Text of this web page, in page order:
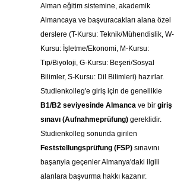
Alman eğitim sistemine, akademik
Almancaya ve başvuracakları alana özel
derslere (T-Kursu: Teknik/Mühendislik, W-
Kursu: İşletme/Ekonomi, M-Kursu:
Tıp/Biyoloji, G-Kursu: Beşeri/Sosyal
Bilimler, S-Kursu: Dil Bilimleri) hazırlar.
Studienkolleg'e giriş için de genellikle
B1/B2 seviyesinde Almanca ve bir giriş
sınavı (Aufnahmeprüfung) gereklidir.
Studienkolleg sonunda girilen
Feststellungsprüfung (FSP) sınavını
başarıyla geçenler Almanya'daki ilgili
alanlara başvurma hakkı kazanır.